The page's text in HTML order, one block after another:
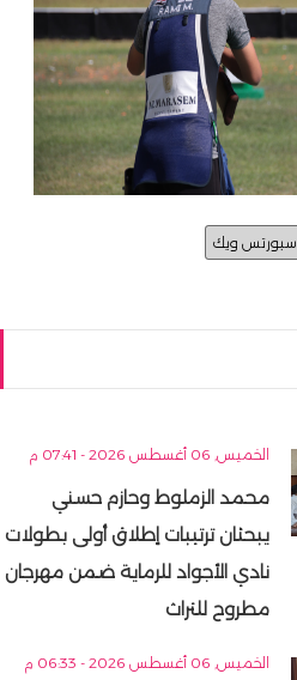
سبورتس ويك
الخميس, 06 أغسطس 2026 - 07:41 م
محمد الزملوط وحازم حسني
يبحثان ترتيبات إطلاق أولى بطولات
نادي الأجواد للرماية ضمن مهرجان
مطروح للتراث
الخميس, 06 أغسطس 2026 - 06:33 م